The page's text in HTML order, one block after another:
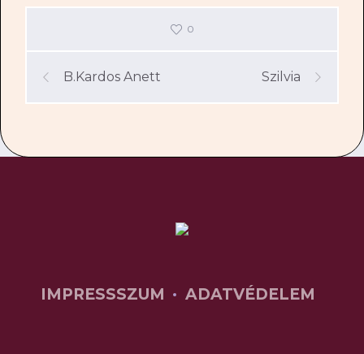
0
B.Kardos Anett Szilvia
IMPRESSSZUM ADATVÉDELEM